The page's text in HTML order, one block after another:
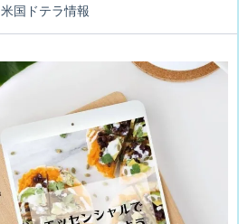
米国ドテラ情報